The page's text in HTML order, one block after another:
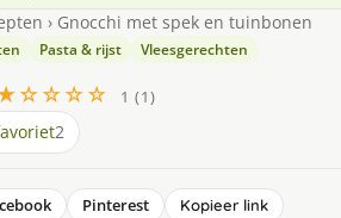
› Gnocchi met spek en tuinbonen
Pasta & rijst Vleesgerechten
1 (1)
2
Pinterest
Kopieer link